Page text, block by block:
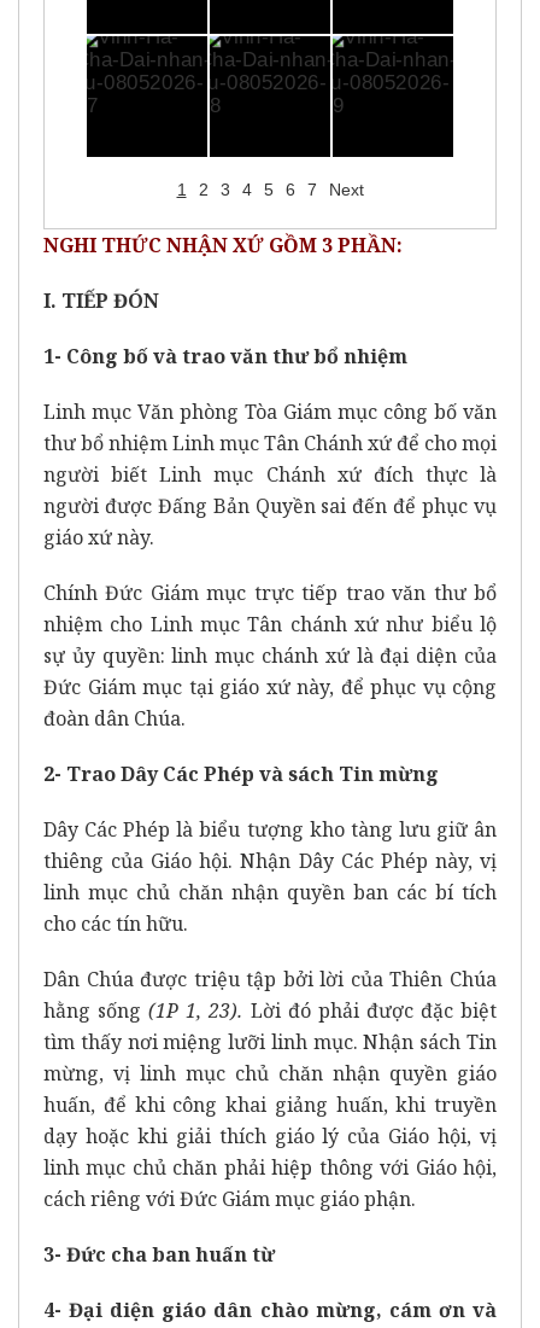
1 2 3 4 5 6 7 Next
NGHI THỨC NHẬN XỨ GỒM 3 PHẦN:
I. TIẾP ĐÓN
1- Công bố và trao văn thư bổ nhiệm
Linh mục Văn phòng Tòa Giám mục công bố văn
thư bổ nhiệm Linh mục Tân Chánh xứ để cho mọi
người biết Linh mục Chánh xứ đích thực là
người được Đấng Bản Quyền sai đến để phục vụ
giáo xứ này.
Chính Đức Giám mục trực tiếp trao văn thư bổ
nhiệm cho Linh mục Tân chánh xứ như biểu lộ
sự ủy quyền: linh mục chánh xứ là đại diện của
Đức Giám mục tại giáo xứ này, để phục vụ cộng
đoàn dân Chúa.
2- Trao Dây Các Phép và sách Tin mừng
Dây Các Phép là biểu tượng kho tàng lưu giữ ân
thiêng của Giáo hội. Nhận Dây Các Phép này, vị
linh mục chủ chăn nhận quyền ban các bí tích
cho các tín hữu.
Dân Chúa được triệu tập bởi lời của Thiên Chúa
hằng sống(1P 1, 23). Lời đó phải được đặc biệt
tìm thấy nơi miệng lưỡi linh mục. Nhận sách Tin
mừng, vị linh mục chủ chăn nhận quyền giáo
huấn, để khi công khai giảng huấn, khi truyền
dạy hoặc khi giải thích giáo lý của Giáo hội, vị
linh mục chủ chăn phải hiệp thông với Giáo hội,
cách riêng với Đức Giám mục giáo phận.
3- Đức cha ban huấn từ
4- Đại diện giáo dân chào mừng, cám ơn và